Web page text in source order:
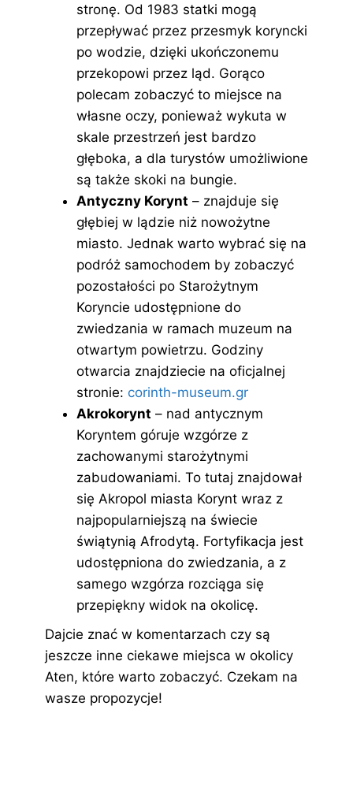
stronę. Od 1983 statki mogą
przepływać przez przesmyk koryncki
po wodzie, dzięki ukończonemu
przekopowi przez ląd. Gorąco
polecam zobaczyć to miejsce na
własne oczy, ponieważ wykuta w
skale przestrzeń jest bardzo
głęboka, a dla turystów umożliwione
są także skoki na bungie.
Antyczny Korynt – znajduje się
głębiej w lądzie niż nowożytne
miasto. Jednak warto wybrać się na
podróż samochodem by zobaczyć
pozostałości po Starożytnym
Koryncie udostępnione do
zwiedzania w ramach muzeum na
otwartym powietrzu. Godziny
otwarcia znajdziecie na oficjalnej
stronie: corinth-museum.gr
Akrokorynt – nad antycznym
Koryntem góruje wzgórze z
zachowanymi starożytnymi
zabudowaniami. To tutaj znajdował
się Akropol miasta Korynt wraz z
najpopularniejszą na świecie
świątynią Afrodytą. Fortyfikacja jest
udostępniona do zwiedzania, a z
samego wzgórza rozciąga się
przepiękny widok na okolicę.
Dajcie znać w komentarzach czy są
jeszcze inne ciekawe miejsca w okolicy
Aten, które warto zobaczyć. Czekam na
wasze propozycje!